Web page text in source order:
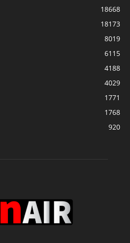
18668
18173
8019
6115
4188
4029
1771
1768
920